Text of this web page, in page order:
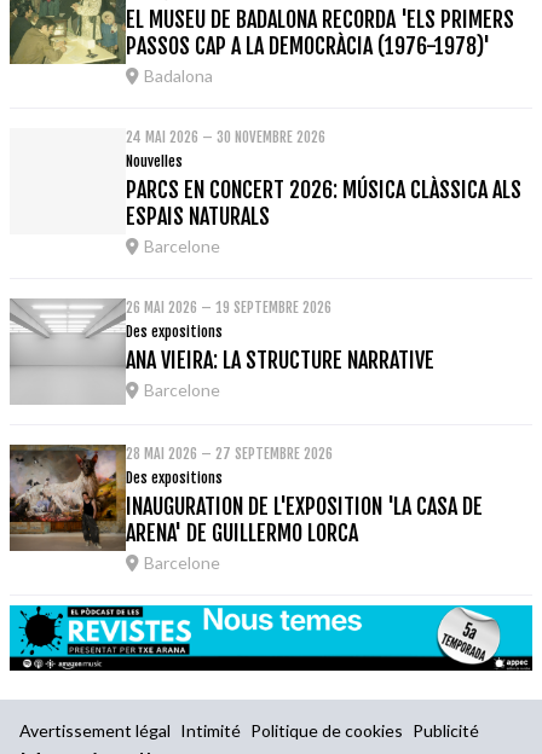
EL MUSEU DE BADALONA RECORDA 'ELS PRIMERS
PASSOS CAP A LA DEMOCRÀCIA (1976-1978)'
Badalona
24 MAI 2026 – 30 NOVEMBRE 2026
Nouvelles
PARCS EN CONCERT 2026: MÚSICA CLÀSSICA ALS
ESPAIS NATURALS
Barcelone
26 MAI 2026 – 19 SEPTEMBRE 2026
Des expositions
ANA VIEIRA: LA STRUCTURE NARRATIVE
Barcelone
28 MAI 2026 – 27 SEPTEMBRE 2026
Des expositions
INAUGURATION DE L'EXPOSITION 'LA CASA DE
ARENA' DE GUILLERMO LORCA
Barcelone
Avertissement légal Intimité Politique de cookies Publicité